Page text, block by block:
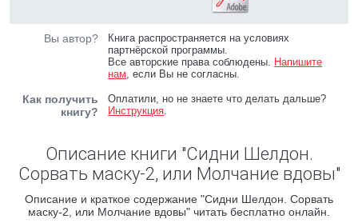
Вы автор?
Книга распространяется на условиях
партнёрской программы.
Все авторские права соблюдены. Напишите
нам, если Вы не согласны.
Как получить
книгу?
Оплатили, но не знаете что делать дальше?
Инструкция.
Описание книги "Сидни Шелдон.
Сорвать маску-2, или Молчание вдовы"
Описание и краткое содержание "Сидни Шелдон. Сорвать
маску-2, или Молчание вдовы" читать бесплатно онлайн.